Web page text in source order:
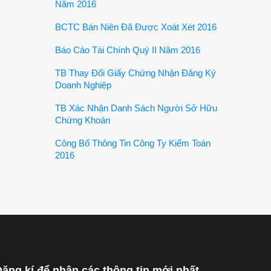
Năm 2016
BCTC Bán Niên Đã Được Xoát Xét 2016
Báo Cáo Tài Chính Quý II Năm 2016
TB Thay Đổi Giấy Chứng Nhận Đăng Ký
Doanh Nghiệp
TB Xác Nhận Danh Sách Người Sở Hữu
Chứng Khoán
Công Bố Thông Tin Công Ty Kiểm Toán
2016